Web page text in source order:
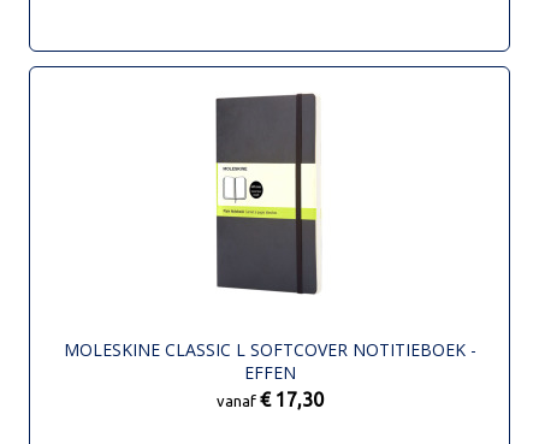
MOLESKINE CLASSIC L SOFTCOVER NOTITIEBOEK -
EFFEN
vanaf € 17,30